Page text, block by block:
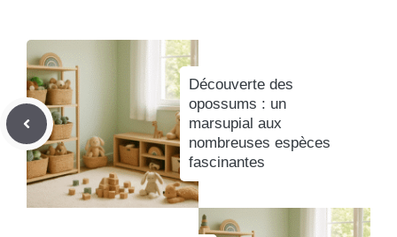
Découverte des
opossums : un
marsupial aux
nombreuses espèces
fascinantes